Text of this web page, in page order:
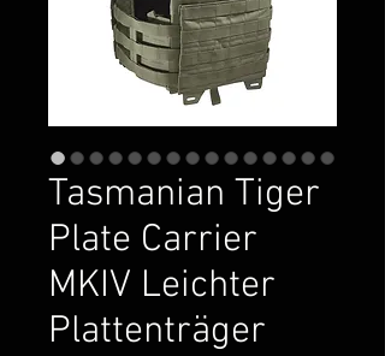
Tasmanian Tiger
Plate Carrier
MKIV Leichter
Plattenträger